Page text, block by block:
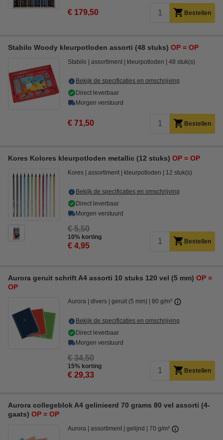
€ 179,50 Bestellen
Stabilo Woody kleurpotloden assorti (48 stuks) OP = OP
Stabilo assortiment kleurpotloden 48 stuk(s)
Bekijk de specificaties en omschrijving
Direct leverbaar
Morgen verstuurd
€ 71,50 Bestellen
Kores Kolores kleurpotloden metallic (12 stuks) OP = OP
Kores assortiment kleurpotloden 12 stuk(s)
Bekijk de specificaties en omschrijving
Direct leverbaar
Morgen verstuurd
€ 5,50
10% korting
€ 4,95 Bestellen
Aurora geruit schrift A4 assorti 10 stuks 120 vel (5 mm) OP =
OP
Aurora divers geruit (5 mm) 80 g/m²
Bekijk de specificaties en omschrijving
Direct leverbaar
Morgen verstuurd
€ 34,50
15% korting
€ 29,33 Bestellen
Aurora collegeblok A4 gelinieerd 70 grams 80 vel assorti (4-
gaats) OP = OP
Aurora assortiment gelijnd 70 g/m²